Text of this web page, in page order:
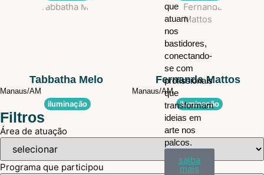
que
atuam
nos
bastidores,
conectando-
se com
profissionais
que
transformam
ideias em
arte nos
palcos.
saiba
mais
Tabbatha Melo
Manaus/AM
iluminação
Fernanda Mattos
Manaus/AM
iluminação
Filtros
Área de atuação
Programa que participou